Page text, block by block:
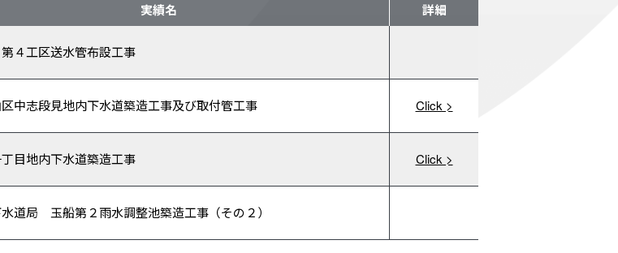
実績名 詳細
４工区送水管布設工事
中志段見地内下水道築造工事及び取付管工事 Click >
目地内下水道築造工事 Click >
道局 玉船第２雨水調整池築造工事（その２）